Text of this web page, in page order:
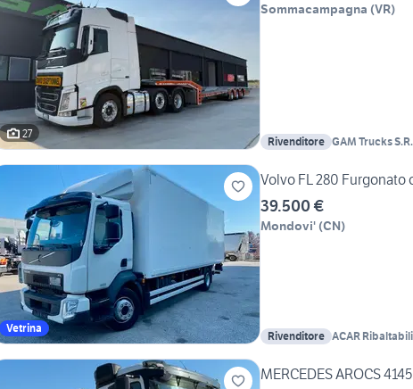
27
Sommacampagna (VR)
Rivenditore GAM Trucks
Vetrina
Volvo FL 280 Furgonato
39.500 €
Mondovi' (CN)
Rivenditore ACAR Ribaltabili
MERCEDES AROCS